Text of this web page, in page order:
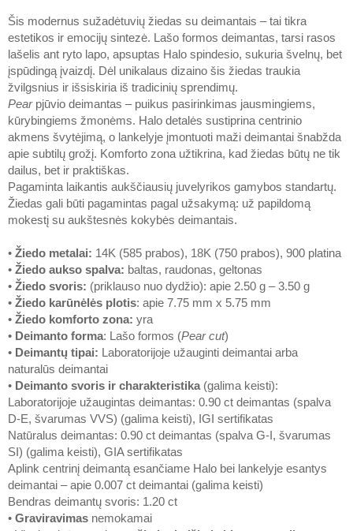
Šis modernus sužadėtuvių žiedas su deimantais – tai tikra
estetikos ir emocijų sintezė. Lašo formos deimantas, tarsi rasos
lašelis ant ryto lapo, apsuptas Halo spindesio, sukuria švelnų, bet
įspūdingą įvaizdį. Dėl unikalaus dizaino šis žiedas traukia
žvilgsnius ir išsiskiria iš tradicinių sprendimų.
Pearpjūvio deimantas – puikus pasirinkimas jausmingiems,
kūrybingiems žmonėms. Halo detalės sustiprina centrinio
akmens švytėjimą, o lankelyje įmontuoti maži deimantai šnabžda
apie subtilų grožį. Komforto zona užtikrina, kad žiedas būtų ne tik
dailus, bet ir praktiškas.
Pagaminta laikantis aukščiausių juvelyrikos gamybos standartų.
Žiedas gali būti pagamintas pagal užsakymą: už papildomą
mokestį su aukštesnės kokybės deimantais.
• Žiedo metalai: 14K (585 prabos), 18K (750 prabos), 900 platina
• Žiedo aukso spalva: baltas, raudonas, geltonas
• Žiedo svoris: (priklauso nuo dydžio): apie 2.50 g – 3.50 g
• Žiedo karūnėlės plotis: apie 7.75 mm x 5.75 mm
• Žiedo komforto zona: yra
• Deimanto forma: Lašo formos (Pear cut)
• Deimantų tipai: Laboratorijoje užauginti deimantai arba
naturalūs deimantai
• Deimanto svoris ir charakteristika (galima keisti):
Laboratorijoje užaugintas deimantas: 0.90 ct deimantas (spalva
D-E, švarumas VVS) (galima keisti), IGI sertifikatas
Natūralus deimantas: 0.90 ct deimantas (spalva G-I, švarumas
SI) (galima keisti), GIA sertifikatas
Aplink centrinį deimantą esančiame Halo bei lankelyje esantys
deimantai – apie 0.007 ct deimantai (galima keisti)
Bendras deimantų svoris: 1.20 ct
• Graviravimas nemokamai